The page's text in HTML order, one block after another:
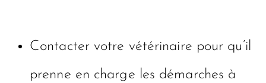
Contacter votre vétérinaire pour qu’il
prenne en charge les démarches à